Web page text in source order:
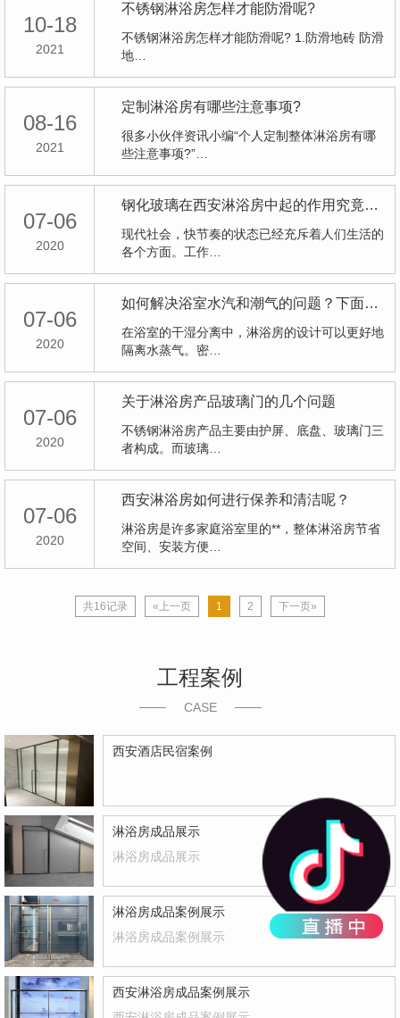
10-18
2021
不锈钢淋浴房怎样才能防滑呢?
不锈钢淋浴房怎样才能防滑呢? 1.防滑地砖 防滑
地…
08-16
2021
定制淋浴房有哪些注意事项?
很多小伙伴资讯小编“个人定制整体淋浴房有哪
些注意事项?”…
07-06
2020
钢化玻璃在西安淋浴房中起的作用究竟有多大
现代社会，快节奏的状态已经充斥着人们生活的
各个方面。工作…
07-06
2020
如何解决浴室水汽和潮气的问题？下面有详细介绍
在浴室的干湿分离中，淋浴房的设计可以更好地
隔离水蒸气。密…
07-06
2020
关于淋浴房产品玻璃门的几个问题
不锈钢淋浴房产品主要由护屏、底盘、玻璃门三
者构成。而玻璃…
07-06
2020
西安淋浴房如何进行保养和清洁呢？
淋浴房是许多家庭浴室里的**，整体淋浴房节省
空间、安装方便…
共16记录 «上一页 1 2 下一页»
工程案例
CASE
西安酒店民宿案例
淋浴房成品展示
淋浴房成品展示
淋浴房成品案例展示
淋浴房成品案例展示
西安淋浴房成品案例展示